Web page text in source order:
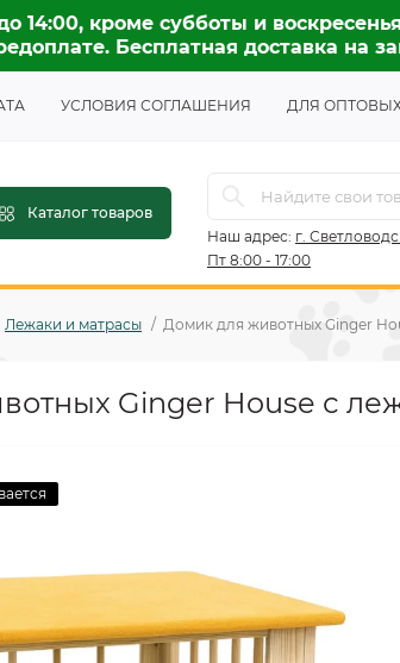
14:00, кроме субботы и
Бесплатная доставка на
УСЛОВИЯ СОГЛАШЕНИЯ ДЛЯ
Каталог товаров
Наш адрес: г.
Пт 8:00 - 17:00
Лежаки и матрасы Домик для животных Ginger
Ginger House с